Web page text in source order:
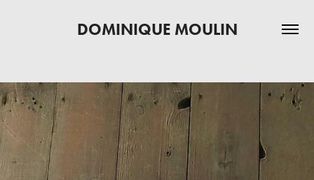
DOMINIQUE MOULIN